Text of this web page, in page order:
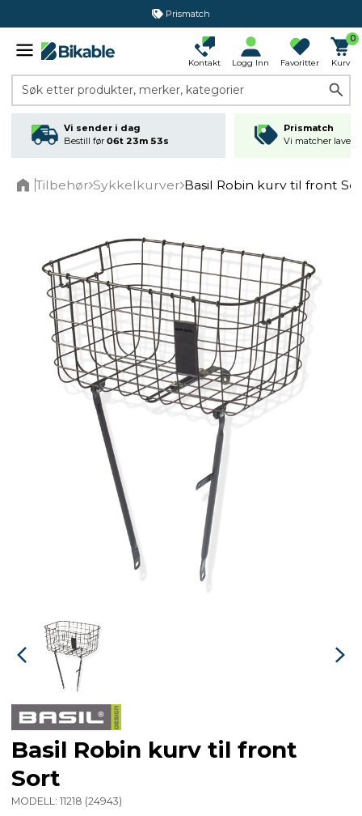
Prismatch
Kontakt Logg Inn Favoritter
0
Kurv
Søk etter produkter, merker, kategorier
Vi sender i dag
Bestill før 06t 23m 53s
Prismatch
Vi matcher
Tilbehør Sykkelkurver Basil Robin kurv til front
Basil Robin kurv til front
Sort
MODELL: 11218 (24943)